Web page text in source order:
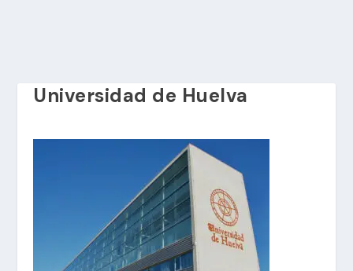
Universidad de Huelva